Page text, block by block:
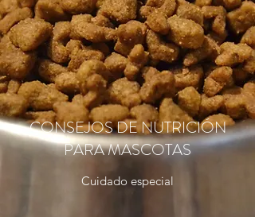
CONSEJOS DE NUTRICIÓN
PARA MASCOTAS
Cuidado especial